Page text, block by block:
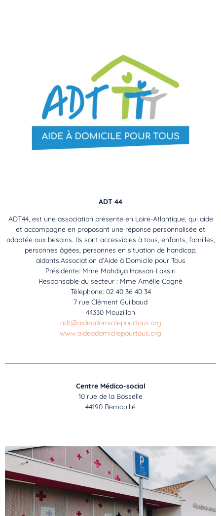
ADT 44
ADT44, est une association présente en Loire-Atlantique, qui aide
et accompagne en proposant une réponse personnalisée et
adaptée aux besoins. Ils sont accessibles à tous, enfants, familles,
personnes âgées, personnes en situation de handicap,
aidants.Association d’Aide à Domicile pour Tous
Présidente: Mme Mahdiya Hassan-Laksiri
Responsable du secteur : Mme Amélie Cogné
Télephone: 02 40 36 40 34
7 rue Clément Guilbaud
44330 Mouzillon
adt@aideadomicilepourtous.org
www.aideadomicilepourtous.org
Centre Médico-social
10 rue de la Bosselle
44190 Remouillé